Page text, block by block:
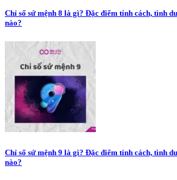
Chỉ số sứ mệnh 8 là gì? Đặc điểm tính cách, tình
nào?
Chỉ số sứ mệnh 9 là gì? Đặc điểm tính cách, tình
nào?